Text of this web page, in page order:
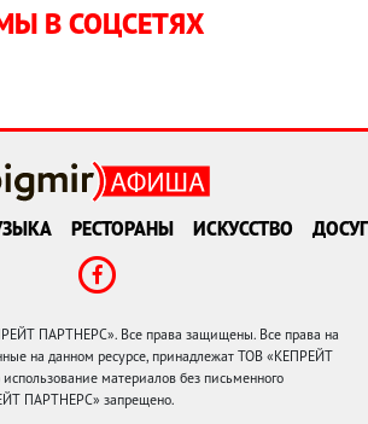
В СОЦСЕТЯХ
РЕСТОРАНЫ ИСКУССТВО ДОСУГ
ПАРТНЕРС». Все права защищены. Все права на
на данном ресурсе, принадлежат ТОВ «КЕПРЕЙТ
материалов без письменного
ПАРТНЕРС» запрещено.